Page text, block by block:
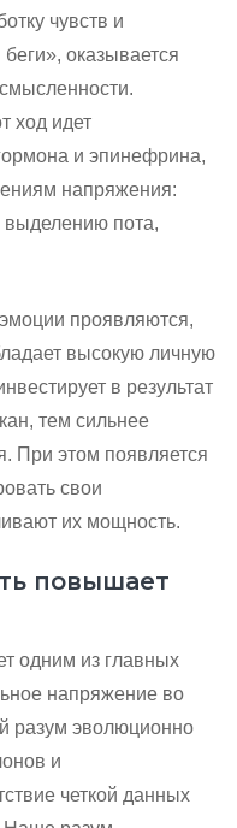
чувств и
оказывается
ход идет
и эпинефрина,
напряжения:
выделению пота,
проявляются,
высокую личную
в результат
тем сильнее
При этом появляется
свои
их мощность.
повышает
одним из главных
напряжение во
разум эволюционно
и
четкой данных